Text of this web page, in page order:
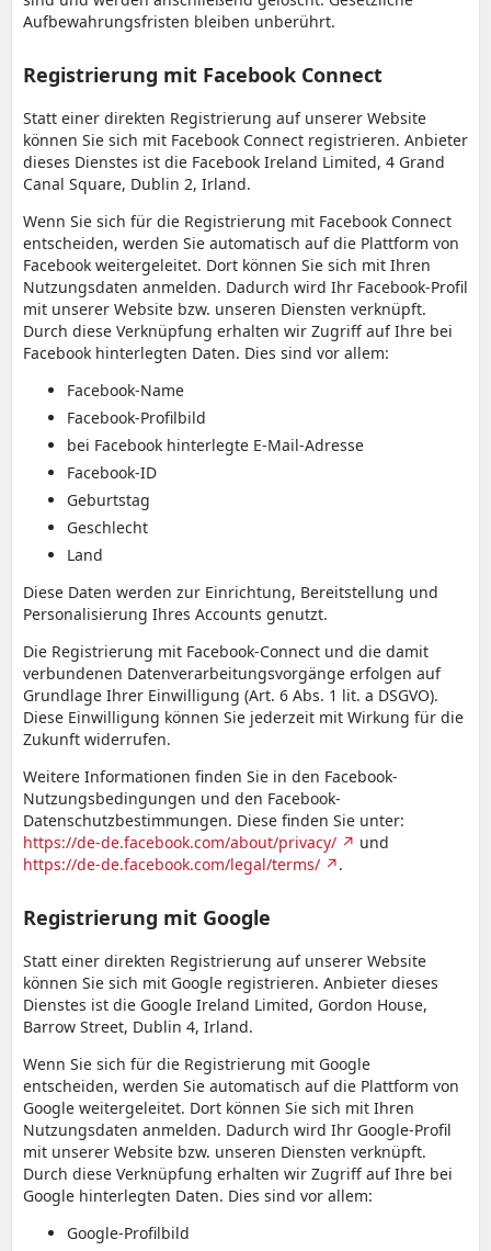
Aufbewahrungsfristen bleiben unberührt.
Registrierung mit Facebook Connect
Statt einer direkten Registrierung auf unserer Website
können Sie sich mit Facebook Connect registrieren. Anbieter
dieses Dienstes ist die Facebook Ireland Limited, 4 Grand
Canal Square, Dublin 2, Irland.
Wenn Sie sich für die Registrierung mit Facebook Connect
entscheiden, werden Sie automatisch auf die Plattform von
Facebook weitergeleitet. Dort können Sie sich mit Ihren
Nutzungsdaten anmelden. Dadurch wird Ihr Facebook-Profil
mit unserer Website bzw. unseren Diensten verknüpft.
Durch diese Verknüpfung erhalten wir Zugriff auf Ihre bei
Facebook hinterlegten Daten. Dies sind vor allem:
Facebook-Name
Facebook-Profilbild
bei Facebook hinterlegte E-Mail-Adresse
Facebook-ID
Geburtstag
Geschlecht
Land
Diese Daten werden zur Einrichtung, Bereitstellung und
Personalisierung Ihres Accounts genutzt.
Die Registrierung mit Facebook-Connect und die damit
verbundenen Datenverarbeitungsvorgänge erfolgen auf
Grundlage Ihrer Einwilligung (Art. 6 Abs. 1 lit. a DSGVO).
Diese Einwilligung können Sie jederzeit mit Wirkung für die
Zukunft widerrufen.
Weitere Informationen finden Sie in den Facebook-
Nutzungsbedingungen und den Facebook-
Datenschutzbestimmungen. Diese finden Sie unter:
https://de-de.facebook.com/about/privacy/
und
https://de-de.facebook.com/legal/terms/
.
Registrierung mit Google
Statt einer direkten Registrierung auf unserer Website
können Sie sich mit Google registrieren. Anbieter dieses
Dienstes ist die Google Ireland Limited, Gordon House,
Barrow Street, Dublin 4, Irland.
Wenn Sie sich für die Registrierung mit Google
entscheiden, werden Sie automatisch auf die Plattform von
Google weitergeleitet. Dort können Sie sich mit Ihren
Nutzungsdaten anmelden. Dadurch wird Ihr Google-Profil
mit unserer Website bzw. unseren Diensten verknüpft.
Durch diese Verknüpfung erhalten wir Zugriff auf Ihre bei
Google hinterlegten Daten. Dies sind vor allem:
Google-Profilbild